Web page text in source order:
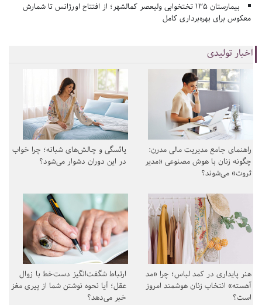
بیمارستان ۱۳۵ تختخوابی ولیعصر کمالشهر؛ از افتتاح اورژانس تا شمارش
معکوس برای بهره‌برداری کامل
اخبار تولیدی
راهنمای جامع مدیریت مالی مدرن:
چگونه زنان با هوش مصنوعی «مدیر
ثروت» می‌شوند؟
یائسگی و چالش‌های شبانه؛ چرا خواب
در این دوران دشوار می‌شود؟
هنر پایداری در کمد لباس؛ چرا «مد
آهسته» انتخاب زنان هوشمند امروز
است؟
ارتباط شگفت‌انگیز دست‌خط با زوال
عقل؛ آیا نحوه نوشتن شما از پیری مغز
خبر می‌دهد؟